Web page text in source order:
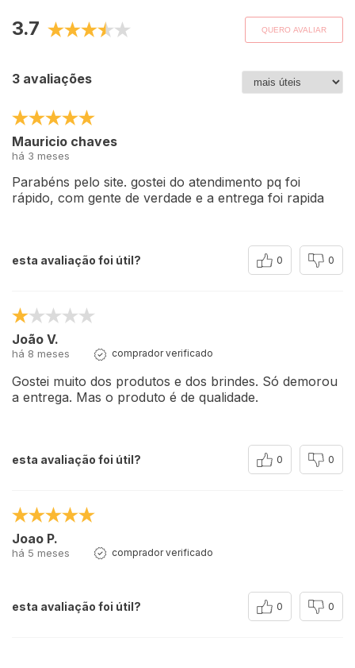
3.7 QUERO AVALIAR
3 avaliações
Mauricio chaves
há 3 meses
Parabéns pelo site. gostei do atendimento pq foi
rápido, com gente de verdade e a entrega foi rapida
esta avaliação foi útil? 0 0
João V.
há 8 meses comprador verificado
Gostei muito dos produtos e dos brindes. Só demorou
a entrega. Mas o produto é de qualidade.
esta avaliação foi útil? 0 0
Joao P.
há 5 meses comprador verificado
esta avaliação foi útil? 0 0